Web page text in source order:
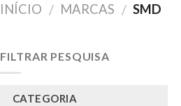
INÍCIO / MARCAS / SMD
FILTRAR PESQUISA
CATEGORIA